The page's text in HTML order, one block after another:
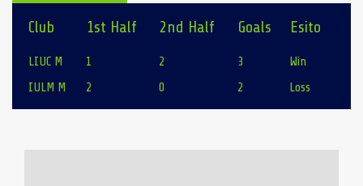
Club 1st Half 2nd Half Goals Esito
LIUC M 1 2 3
Win
IULM M
2 0 2 Loss